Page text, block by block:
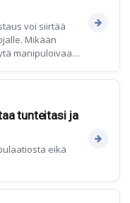
voi siirtää
Mikään
manipuloivaa
tunteitasi ja
eikä